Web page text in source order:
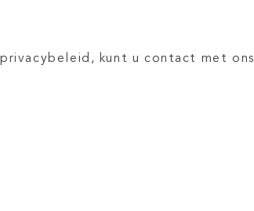
kunt u contact met ons